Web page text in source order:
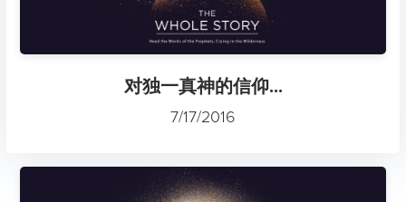
对独一真神的信仰...
7/17/2016